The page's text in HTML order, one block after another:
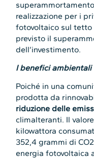
realizzazione per i
fotovoltaico sul tetto
previsto il
dell’investimento.
I benefici ambientali
Poiché in una
prodotta da
riduzione delle
climalteranti. Il
kilowattora
352,4 grammi di
energia fotovoltaica